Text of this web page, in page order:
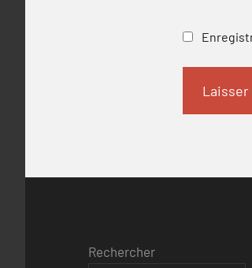
Rechercher